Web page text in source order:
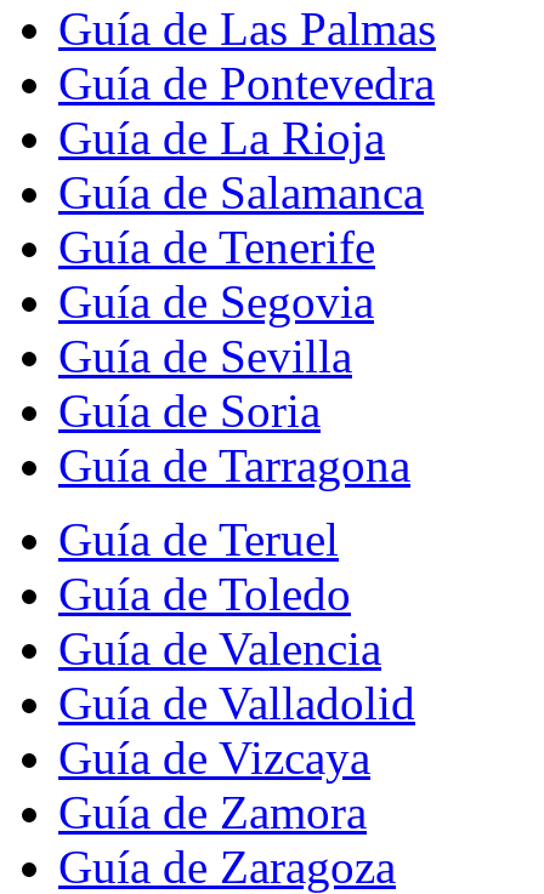
Guía de Las Palmas
Guía de Pontevedra
Guía de La Rioja
Guía de Salamanca
Guía de Tenerife
Guía de Segovia
Guía de Sevilla
Guía de Soria
Guía de Tarragona
Guía de Teruel
Guía de Toledo
Guía de Valencia
Guía de Valladolid
Guía de Vizcaya
Guía de Zamora
Guía de Zaragoza